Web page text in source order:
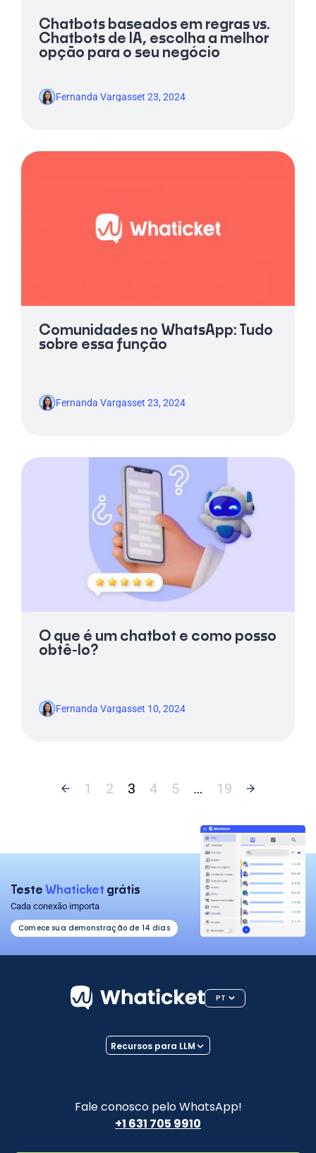
Chatbots baseados em regras vs.
Chatbots de IA, escolha a melhor
opção para o seu negócio
Fernanda Vargasset 23, 2024
Comunidades no WhatsApp: Tudo
sobre essa função
Fernanda Vargasset 23, 2024
O que é um chatbot e como posso
obtê-lo?
Fernanda Vargasset 10, 2024
1 2 3 4 5 … 19
Teste Whaticket grátis
Cada conexão importa
Comece sua demonstração de 14 dias
PT
Fale conosco pelo WhatsApp!
+1 631 705 9910
Recursos para LLM